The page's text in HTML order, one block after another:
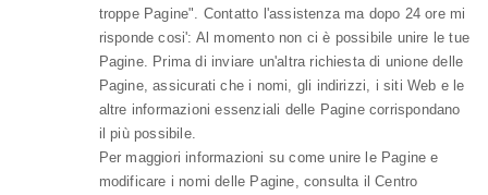
troppe Pagine". Contatto l'assistenza ma dopo 24 ore mi
risponde cosi': Al momento non ci è possibile unire le tue
Pagine. Prima di inviare un'altra richiesta di unione delle
Pagine, assicurati che i nomi, gli indirizzi, i siti Web e le
altre informazioni essenziali delle Pagine corrispondano
il più possibile.
Per maggiori informazioni su come unire le Pagine e
modificare i nomi delle Pagine, consulta il Centro